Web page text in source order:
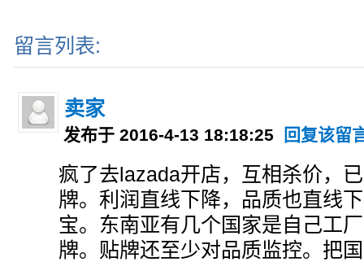
留言列表:
卖家
发布于 2016-4-13 18:18:25 回复该留
疯了去lazada开店，互相杀价，
牌。利润直线下降，品质也直线
宝。东南亚有几个国家是自己工
牌。贴牌还至少对品质监控。把